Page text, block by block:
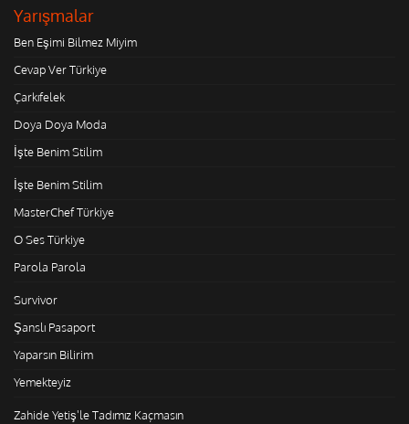
Yarışmalar
Ben Eşimi Bilmez Miyim
Cevap Ver Türkiye
Çarkıfelek
Doya Doya Moda
İşte Benim Stilim
İşte Benim Stilim
MasterChef Türkiye
O Ses Türkiye
Parola Parola
Survivor
Şanslı Pasaport
Yaparsın Bilirim
Yemekteyiz
Zahide Yetiş'le Tadımız Kaçmasın